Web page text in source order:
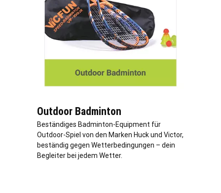
Outdoor Badminton
Beständiges Badminton-Equipment für
Outdoor-Spiel von den Marken Huck und Victor,
beständig gegen Wetterbedingungen – dein
Begleiter bei jedem Wetter.